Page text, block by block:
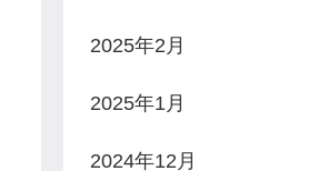
2025年2月
2025年1月
2024年12月